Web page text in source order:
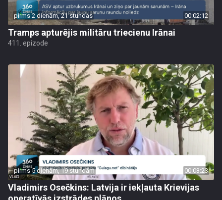
pirms 2 dienām, 21 stundas 00:02:12
Tramps apturējis militāru triecienu Irānai
411. epizode
pirms 5 dienām, 19 stundām 00:03:23
Vladimirs Osečkins: Latvija ir iekļauta Krievijas